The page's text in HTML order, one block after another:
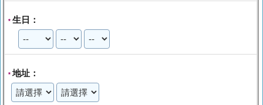
* 生日：
*地址：